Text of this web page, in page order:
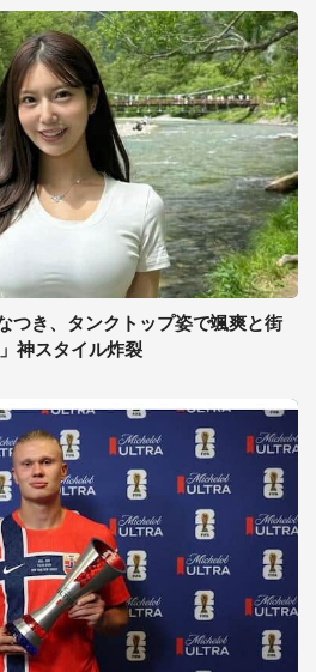
つき、タンクトップ姿で颯爽と街
神スタイル炸裂